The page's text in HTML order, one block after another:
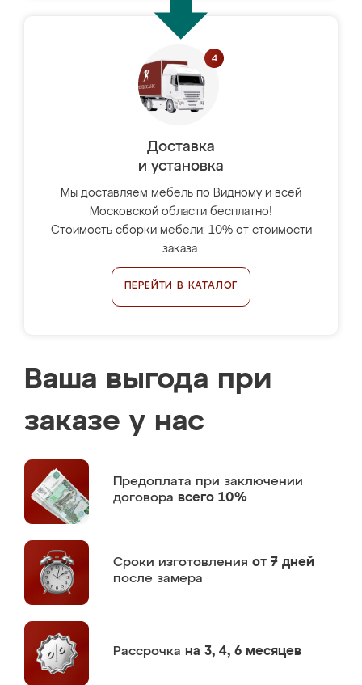
Доставка
и установка
Мы доставляем мебель по Видному и всей
Московской области бесплатно!
Стоимость сборки мебели: 10% от стоимости
заказа.
ПЕРЕЙТИ В КАТАЛОГ
Ваша выгода при
заказе у нас
Предоплата при заключении
договора всего 10%
Сроки изготовления от 7 дней
после замера
Рассрочка на 3, 4, 6 месяцев